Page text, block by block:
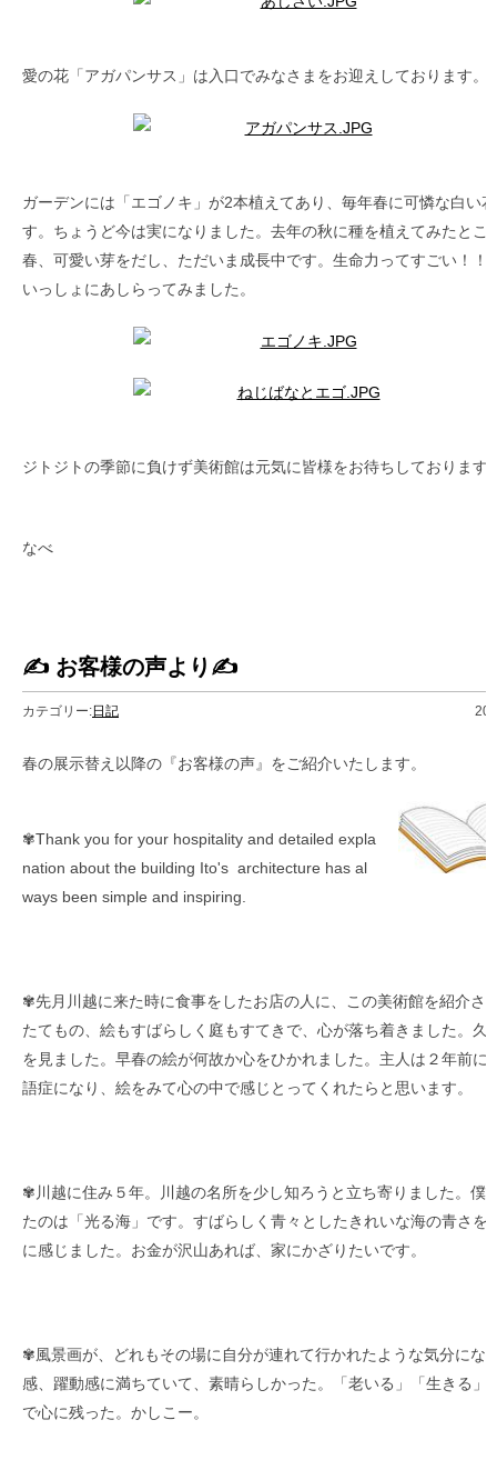
愛の花「アガパンサス」は入口でみなさまをお迎えしております。
ガーデンには「エゴノキ」が2本植えてあり、毎年春に可憐な白い
す。ちょうど今は実になりました。去年の秋に種を植えてみたとこ
春、可愛い芽をだし、ただいま成長中です。生命力ってすごい！！
いっしょにあしらってみました。
ジトジトの季節に負けず美術館は元気に皆様をお待ちしており
なべ
✍ お客様の声より✍
カテゴリー:日記
春の展示替え以降の『お客様の声』をご紹介いたします。
✾Thank you for your hospitality and detailed expla
nation about the building Ito's architecture has al
ways been simple and inspiring.
✾先月川越に来た時に食事をしたお店の人に、この美術館を紹介さ
たてもの、絵もすばらしく庭もすてきで、心が落ち着きました。久
を見ました。早春の絵が何故か心をひかれました。主人は２年前に
語症になり、絵をみて心の中で感じとってくれたらと思います。
✾川越に住み５年。川越の名所を少し知ろうと立ち寄りました。僕
たのは「光る海」です。すばらしく青々としたきれいな海の青さを
に感じました。お金が沢山あれば、家にかざりたいです。
✾風景画が、どれもその場に自分が連れて行かれたような気分にな
感、躍動感に満ちていて、素晴らしかった。「老いる」「生きる」
で心に残った。かしこー。